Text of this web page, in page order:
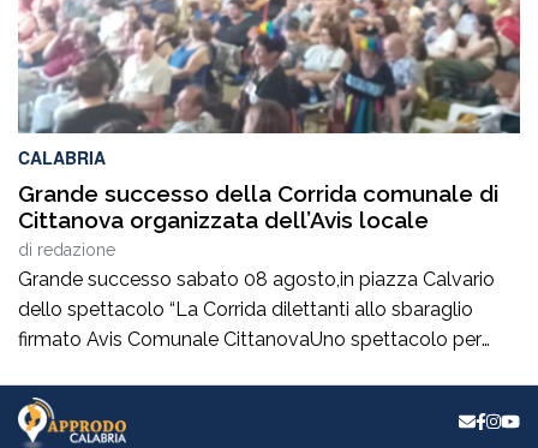
CALABRIA
Grande successo della Corrida comunale di
Cittanova organizzata dell’Avis locale
di redazione
Grande successo sabato 08 agosto,in piazza Calvario
dello spettacolo “La Corrida dilettanti allo sbaraglio
firmato Avis Comunale CittanovaUno spettacolo per
condotto da Simona Caruso e Franco Macrì.La
presidente ha sottolineato che tutti i donatori sono la